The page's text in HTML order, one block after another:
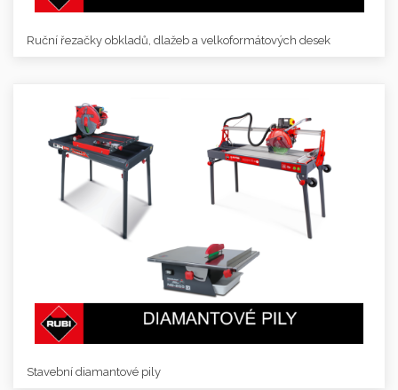
Ruční řezačky obkladů, dlažeb a velkoformátových desek
Stavební diamantové pily